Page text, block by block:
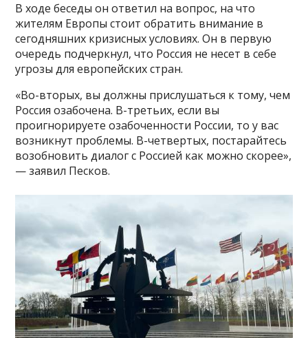
В ходе беседы он ответил на вопрос, на что
жителям Европы стоит обратить внимание в
сегодняшних кризисных условиях. Он в первую
очередь подчеркнул, что Россия не несет в себе
угрозы для европейских стран.
«Во-вторых, вы должны прислушаться к тому, чем
Россия озабочена. В-третьих, если вы
проигнорируете озабоченности России, то у вас
возникнут проблемы. В-четвертых, постарайтесь
возобновить диалог с Россией как можно скорее»,
— заявил Песков.